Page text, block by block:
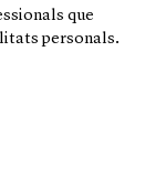
que
personals.